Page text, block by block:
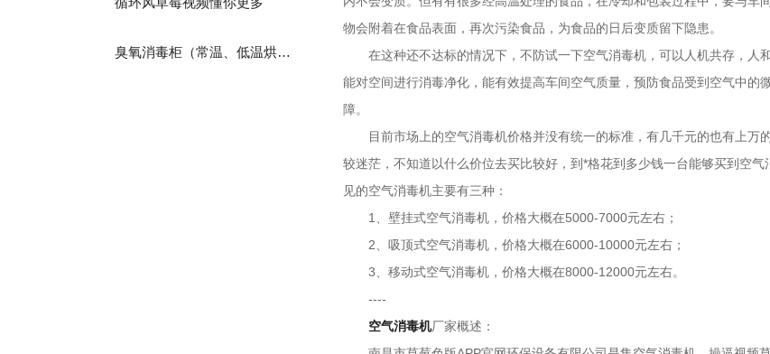
臭氧消毒柜（常温、低温烘干）
物会附着在食品表面，再次污染食品，为食品的日后变质留下隐患。
在这种还不达标的情况下，不防试一下空气消毒机，可以人机共存，
能对空间进行消毒净化，能有效提高车间空气质量，预防食品受到空气中的微
障。
目前市场上的空气消毒机价格并没有统一的标准，有几千元的也有上万的
较迷茫，不知道以什么价位去买比较好，到*格花到多少钱一台能够买到空气
见的空气消毒机主要有三种：
1、壁挂式空气消毒机，价格大概在5000-7000元左右；
2、吸顶式空气消毒机，价格大概在6000-10000元左右；
3、移动式空气消毒机，价格大概在8000-12000元左右。
----
空气消毒机厂家概述：